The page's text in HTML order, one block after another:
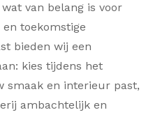
van belang is voor
toekomstige
bieden wij een
kies tijdens het
smaak en interieur past,
ambachtelijk en